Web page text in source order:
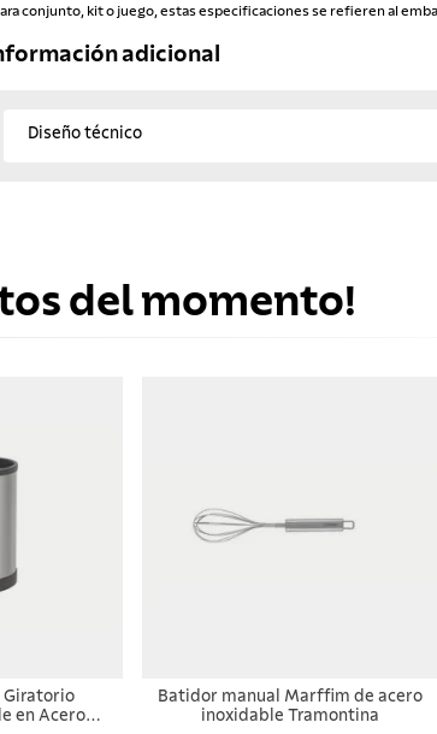
conjunto, kit o juego, estas especificaciones se refieren al
adicional
Diseño técnico
del momento!
Giratorio
en Acero
Batidor manual Marffim de acero
inoxidable Tramontina